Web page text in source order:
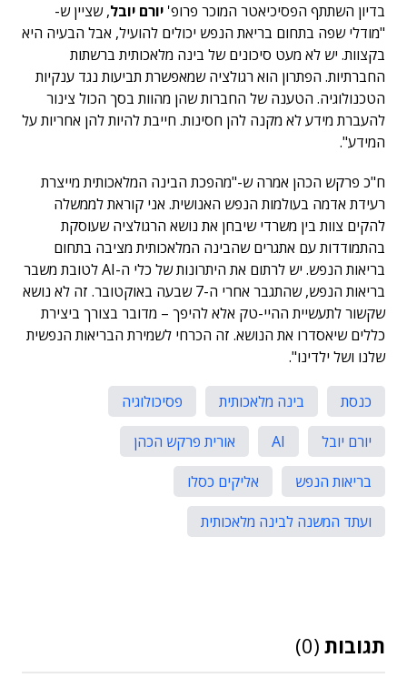
בדיון השתתף הפסיכיאטר המוכר פרופ' יורם יובל, שציין ש-
"מודלי שפה בתחום בריאת הנפש יכולים להועיל, אבל הבעיה היא
בקצוות. יש לא מעט סיכונים של בינה מלאכותית ברשתות
החברתיות. הפתרון הוא רגולציה שמאפשרת תביעות נגד ענקיות
הטכנולוגיה. הטענה של החברות שהן מהוות בסך הכול צינור
להעברת מידע לא מקנה להן חסינות. חייבת להיות להן אחריות על
המידע".
ח"כ פרקש הכהן אמרה ש-"מהפכת הבינה המלאכותית מייצרת
רעידת אדמה בעולמות הנפש האנושית. אני קוראת לממשלה
להקים צוות בין משרדי שיבחן את נושא הרגולציה שעוסקת
בהתמודדות עם אתגרים שהבינה המלאכותית מציבה בתחום
בריאות הנפש. יש לרתום את היתרונות של כלי ה-AI לטובת משבר
בריאות הנפש, שהתגבר אחרי ה-7 שבעה באוקטובר. זה לא נושא
שקשור לתעשיית ההיי-טק אלא להיפך – מדובר בצורך ביצירת
כללים שיאסדרו את הנושא. זה הכרחי לשמירת הבריאות הנפשית
שלנו ושל ילדינו".
כנסת בינה מלאכותית
פסיכולוגיה
יורם יובל
AI
אורית פרקש הכהן
בריאות הנפש
אליקים כסלו
ועתד המשנה לבינה מלאכותית
תגובות (0)